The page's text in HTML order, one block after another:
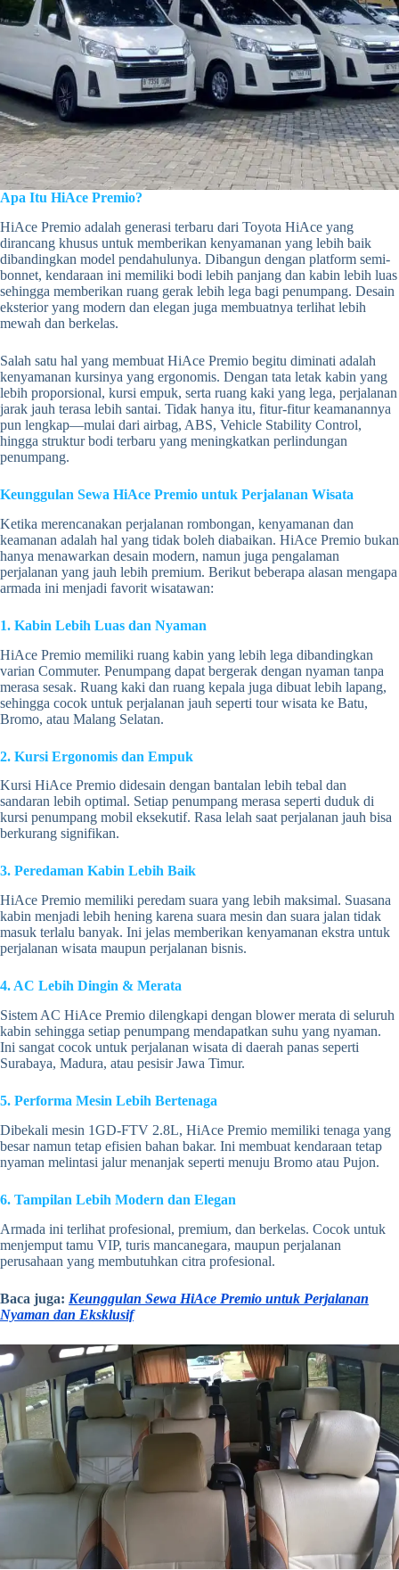
Apa Itu HiAce Premio?
HiAce Premio adalah generasi terbaru dari Toyota HiAce yang
dirancang khusus untuk memberikan kenyamanan yang lebih baik
dibandingkan model pendahulunya. Dibangun dengan platform semi-
bonnet, kendaraan ini memiliki bodi lebih panjang dan kabin lebih luas
sehingga memberikan ruang gerak lebih lega bagi penumpang. Desain
eksterior yang modern dan elegan juga membuatnya terlihat lebih
mewah dan berkelas.
Salah satu hal yang membuat HiAce Premio begitu diminati adalah
kenyamanan kursinya yang ergonomis. Dengan tata letak kabin yang
lebih proporsional, kursi empuk, serta ruang kaki yang lega, perjalanan
jarak jauh terasa lebih santai. Tidak hanya itu, fitur-fitur keamanannya
pun lengkap—mulai dari airbag, ABS, Vehicle Stability Control,
hingga struktur bodi terbaru yang meningkatkan perlindungan
penumpang.
Keunggulan Sewa HiAce Premio untuk Perjalanan Wisata
Ketika merencanakan perjalanan rombongan, kenyamanan dan
keamanan adalah hal yang tidak boleh diabaikan. HiAce Premio bukan
hanya menawarkan desain modern, namun juga pengalaman
perjalanan yang jauh lebih premium. Berikut beberapa alasan mengapa
armada ini menjadi favorit wisatawan:
1. Kabin Lebih Luas dan Nyaman
HiAce Premio memiliki ruang kabin yang lebih lega dibandingkan
varian Commuter. Penumpang dapat bergerak dengan nyaman tanpa
merasa sesak. Ruang kaki dan ruang kepala juga dibuat lebih lapang,
sehingga cocok untuk perjalanan jauh seperti tour wisata ke Batu,
Bromo, atau Malang Selatan.
2. Kursi Ergonomis dan Empuk
Kursi HiAce Premio didesain dengan bantalan lebih tebal dan
sandaran lebih optimal. Setiap penumpang merasa seperti duduk di
kursi penumpang mobil eksekutif. Rasa lelah saat perjalanan jauh bisa
berkurang signifikan.
3. Peredaman Kabin Lebih Baik
HiAce Premio memiliki peredam suara yang lebih maksimal. Suasana
kabin menjadi lebih hening karena suara mesin dan suara jalan tidak
masuk terlalu banyak. Ini jelas memberikan kenyamanan ekstra untuk
perjalanan wisata maupun perjalanan bisnis.
4. AC Lebih Dingin & Merata
Sistem AC HiAce Premio dilengkapi dengan blower merata di seluruh
kabin sehingga setiap penumpang mendapatkan suhu yang nyaman.
Ini sangat cocok untuk perjalanan wisata di daerah panas seperti
Surabaya, Madura, atau pesisir Jawa Timur.
5. Performa Mesin Lebih Bertenaga
Dibekali mesin 1GD-FTV 2.8L, HiAce Premio memiliki tenaga yang
besar namun tetap efisien bahan bakar. Ini membuat kendaraan tetap
nyaman melintasi jalur menanjak seperti menuju Bromo atau Pujon.
6. Tampilan Lebih Modern dan Elegan
Armada ini terlihat profesional, premium, dan berkelas. Cocok untuk
menjemput tamu VIP, turis mancanegara, maupun perjalanan
perusahaan yang membutuhkan citra profesional.
Baca juga: Keunggulan Sewa HiAce Premio untuk Perjalanan
Nyaman dan Eksklusif